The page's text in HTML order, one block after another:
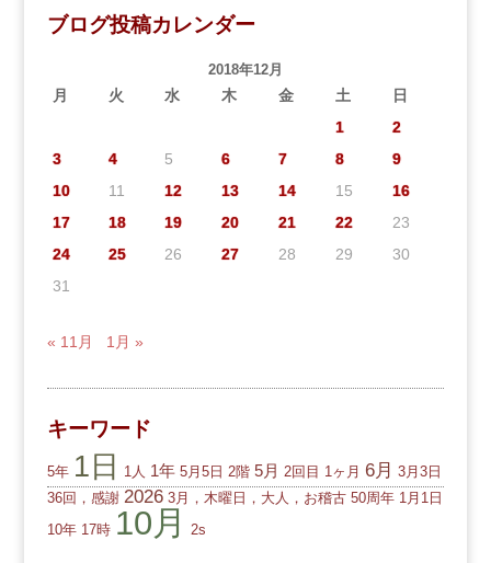
ブログ投稿カレンダー
2018年12月
月 火 水 木 金 土
日
1
2
3
4 5 6 7 8
9
10
11 12 13 14 15
16
17
18 19 20 21 22
23
24
25 26 27 28 29
30
31
« 11月 1月 »
キーワード
5年 1日 1人 1年 5月5日 2階 5月 2回目 1ヶ月 6月 3月3日
36回，感謝 2026 3月，木曜日，大人，お稽古 50周年 1月1日
10年 17時 10月 2s